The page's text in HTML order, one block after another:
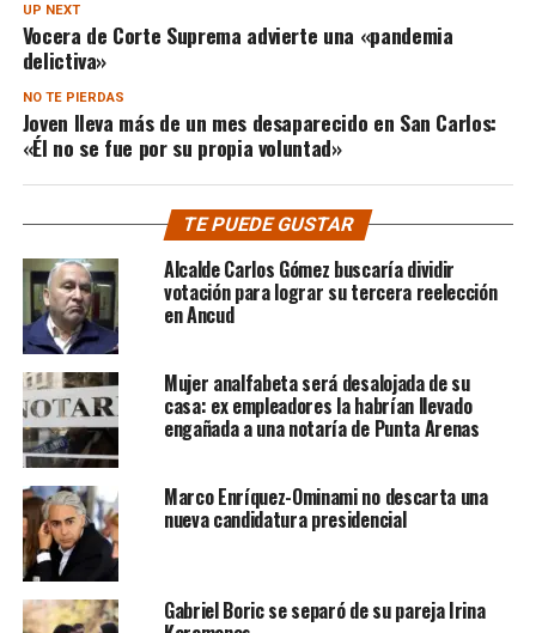
UP NEXT
Vocera de Corte Suprema advierte una «pandemia
delictiva»
NO TE PIERDAS
Joven lleva más de un mes desaparecido en San Carlos:
«Él no se fue por su propia voluntad»
TE PUEDE GUSTAR
Alcalde Carlos Gómez buscaría dividir
votación para lograr su tercera reelección
en Ancud
Mujer analfabeta será desalojada de su
casa: ex empleadores la habrían llevado
engañada a una notaría de Punta Arenas
Marco Enríquez-Ominami no descarta una
nueva candidatura presidencial
Gabriel Boric se separó de su pareja Irina